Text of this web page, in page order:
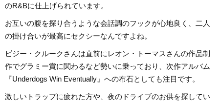
のR&Bに仕上げられています。
お互いの腹を探り合うような会話調のフックが心地良く、二人
の掛け合いが最高にセクシーなんですよね。
ビジー・クルークさんは直前にレオン・トーマスさんの作品制
作でグラミー賞に関わるなど勢いに乗っており、次作アルバム
『Underdogs Win Eventually』への布石としても注目です。
激しいトラップに疲れた方や、夜のドライブのお供を探してい